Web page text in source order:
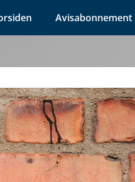
Avisabonnement